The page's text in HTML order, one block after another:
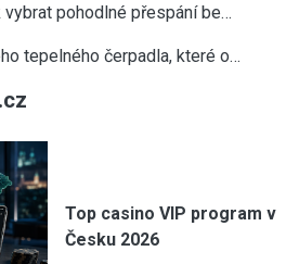
vybrat pohodlné přespání be…
tepelného čerpadla, které o…
Top casino VIP program v
Česku 2026